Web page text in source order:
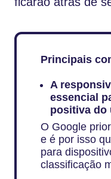
Principais
A
essencial
positiva do
O Google
e é por isso
para
classificação